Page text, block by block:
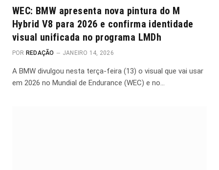
WEC: BMW apresenta nova pintura do M
Hybrid V8 para 2026 e confirma identidade
visual unificada no programa LMDh
POR REDAÇÃO JANEIRO 14, 2026
A BMW divulgou nesta terça-feira (13) o visual que vai usar
em 2026 no Mundial de Endurance (WEC) e no…